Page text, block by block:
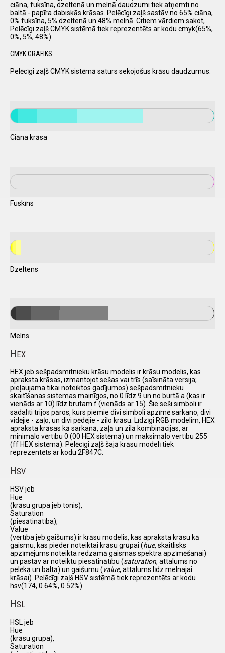
ciāna, fuksīna, dzeltenā un melnā daudzumi tiek atņemti no
baltā - papīra dabiskās krāsas. Pelēcīgi zaļš sastāv no 65% ciāna,
0% fuksīna, 5% dzeltenā un 48% melnā. Citiem vārdiem sakot,
Pelēcīgi zaļš CMYK sistēmā tiek reprezentēts ar kodu cmyk(65%,
0%, 5%, 48%)
CMYK GRAFIKS
Pelēcīgi zaļš CMYK sistēmā saturs sekojošus krāsu daudzumus:
Ciāna krāsa
Fuskīns
Dzeltens
Melns
HEX
HEX jeb sešpadsmitnieku krāsu modelis ir krāsu modelis, kas
apraksta krāsas, izmantojot sešas vai trīs (saīsināta versija;
pieļaujama tikai noteiktos gadījumos) sešpadsmitnieku
skaitīšanas sistemas mainīgos, no 0 līdz 9 un no burtā a (kas ir
vienāds ar 10) līdz brutam f (vienāds ar 15). Šie seši simboli ir
sadalīti trijos pāros, kurs piemie divi simboli apzīmē sarkano, divi
vidējie - zaļo, un divi pēdējie - zilo krāsu. Līdzīgi RGB modelim, HEX
apraksta krāsas kā sarkanā, zaļā un zilā kombinācijas, ar
minimālo vērtību 0 (00 HEX sistēmā) un maksimālo vertību 255
(ff HEX sistēmā). Pelēcīgi zaļš šajā krāsu modelī tiek
reprezentēts ar kodu 2F847C.
HSV
HSV jeb
Hue
(krāsu grupa jeb tonis),
Saturation
(piesātinātība),
Value
(vērtība jeb gaišums) ir krāsu modelis, kas apraksta krāsu kā
gaismu, kas pieder noteiktai krāsu grūpai (hue, skaitlisks
apzīmējums noteikta redzamā gaismas spektra apzīmēšanai)
un pastāv ar noteiktu piesātinātību (saturation, attalums no
pelēkā un baltā) un gaišumu (value, attālums līdz melnajai
krāsai). Pelēcīgi zaļš HSV sistēmā tiek reprezentēts ar kodu
hsv(174, 0.64%, 0.52%).
HSL
HSL jeb
Hue
(krāsu grupa),
Saturation